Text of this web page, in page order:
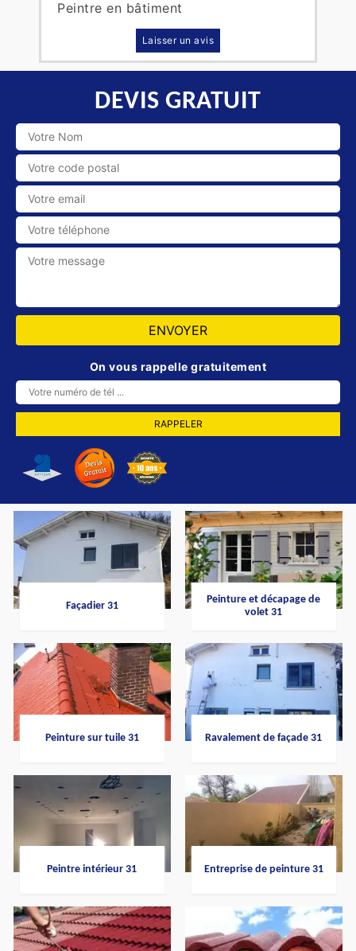
Peintre en bâtiment
Laisser un avis
DEVIS GRATUIT
On vous rappelle gratuitement
Façadier 31
Peinture et décapage de
volet 31
Peinture sur tuile 31 Ravalement de façade 31
Peintre intérieur 31 Entreprise de peinture 31